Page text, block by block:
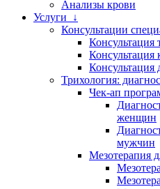
Анализы крови
Услуги ↓
Консультации
Консультация
Консультация
Консультация
Трихология:
Чек-ап
женщин
мужчин
Мезотерапия